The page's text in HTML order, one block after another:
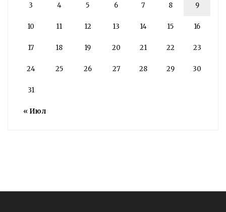
« Июл
3 4 5 6 7 8 9
10 11 12 13 14 15 16
17 18 19 20 21 22 23
24 25 26 27 28 29 30
31